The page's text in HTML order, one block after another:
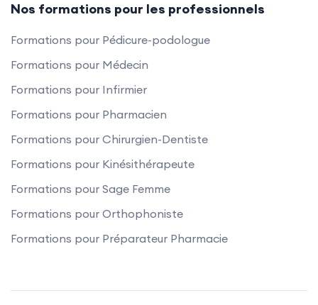
Nos formations pour les professionnels
Formations pour Pédicure-podologue
Formations pour Médecin
Formations pour Infirmier
Formations pour Pharmacien
Formations pour Chirurgien-Dentiste
Formations pour Kinésithérapeute
Formations pour Sage Femme
Formations pour Orthophoniste
Formations pour Préparateur Pharmacie